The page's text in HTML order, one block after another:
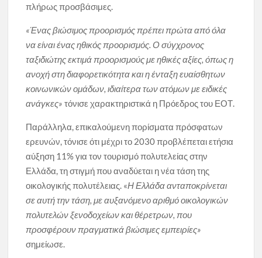
πλήρως προσβάσιμες.
«Ένας βιώσιμος προορισμός πρέπει πρώτα από όλα
να είναι ένας ηθικός προορισμός. Ο σύγχρονος
ταξιδιώτης εκτιμά προορισμούς με ηθικές αξίες, όπως η
ανοχή στη διαφορετικότητα και η ένταξη ευαίσθητων
κοινωνικών ομάδων, ιδιαίτερα των ατόμων με ειδικές
ανάγκες» τόνισε χαρακτηριστικά η Πρόεδρος του ΕΟΤ.
Παράλληλα, επικαλούμενη πορίσματα πρόσφατων
ερευνών, τόνισε ότι μέχρι το 2030 προβλέπεται ετήσια
αύξηση 11% για τον τουρισμό πολυτελείας στην
Ελλάδα, τη στιγμή που αναδύεται η νέα τάση της
οικολογικής πολυτέλειας. «Η Ελλάδα ανταποκρίνεται
σε αυτή την τάση, με αυξανόμενο αριθμό οικολογικών
πολυτελών ξενοδοχείων και θέρετρων, που
προσφέρουν πραγματικά βιώσιμες εμπειρίες»
σημείωσε.